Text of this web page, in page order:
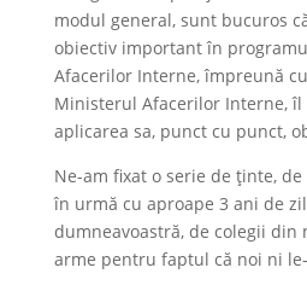
modul general, sunt bucuros
obiectiv important în
Afacerilor Interne, împreună
Ministerul Afacerilor Interne,
aplicarea sa, punct cu punct,
Ne-am fixat o serie de ținte,
în urmă cu aproape 3 ani de
dumneavoastră, de colegii din
arme pentru faptul că noi ni